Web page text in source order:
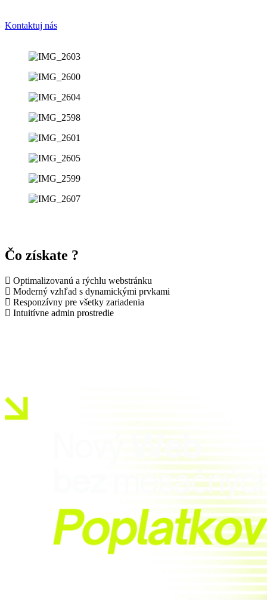
Kontaktuj nás
Čo získate ?
Optimalizovanú a rýchlu webstránku
Moderný vzhľad s dynamickými prvkami
Responzívny pre všetky zariadenia
Intuitívne admin prostredie